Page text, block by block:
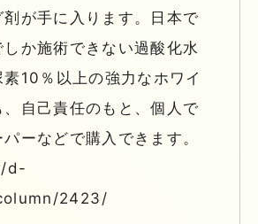
剤が手に入ります。日本で
か施術できない過酸化水
10％以上の強力なホワイ
、自己責任のもと、個人で
ーなどで購入できます。
d-
2423/